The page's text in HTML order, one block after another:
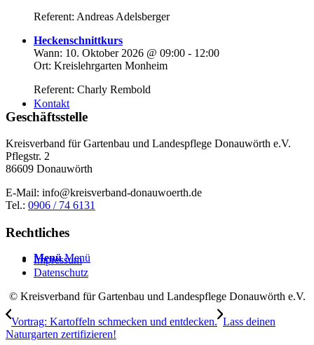
Kontakt
Menü Menü
Referent: Andreas Adelsberger
Heckenschnittkurs
Wann: 10. Oktober 2026 @ 09:00 - 12:00
Ort: Kreislehrgarten Monheim
Referent: Charly Rembold
Geschäftsstelle
Kreisverband für Gartenbau und Landespflege Donauwörth e.V.
Pflegstr. 2
86609 Donauwörth
E-Mail: info@kreisverband-donauwoerth.de
Tel.: 0906 / 74 6131
Rechtliches
Impressum
Datenschutz
© Kreisverband für Gartenbau und Landespflege Donauwörth e.V.
Vortrag: Kartoffeln schmecken und entdecken. Lass deinen
Naturgarten zertifizieren!